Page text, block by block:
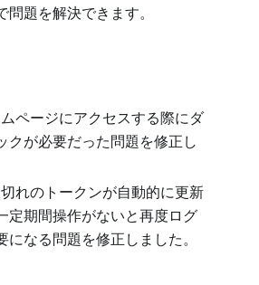
問題を解決できます。
ページにアクセスする際にダ
クが必要だった問題を修正し
れのトークンが自動的に更新
定期間操作がないと再度ログ
になる問題を修正しました。